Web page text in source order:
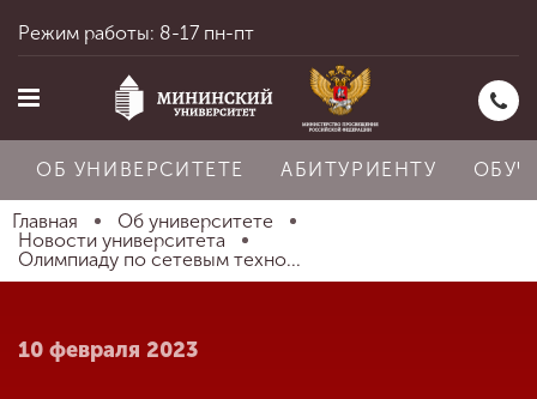
Главная
Режим работы: 8-17 пн-пт
ОБ УНИВЕРСИТЕТЕ АБИТУРИЕНТУ
Главная
Об университете
Новости университета
Олимпиаду по сетевым техно...
10 февраля 2023